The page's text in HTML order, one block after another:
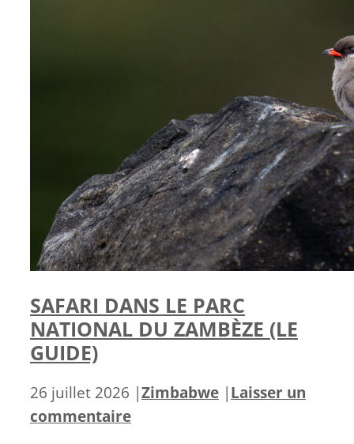
SAFARI DANS LE PARC
NATIONAL DU ZAMBÈZE (LE
GUIDE)
26 juillet 2026 |Catégories
Zimbabwe |Laisser un
commentaire